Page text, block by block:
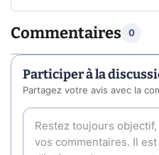
Commentaires 0
Participer à la
Partagez votre avis avec la